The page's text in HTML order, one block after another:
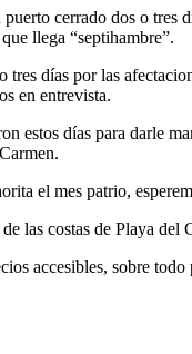
cerrado dos o tres
llega “septihambre”.
tres días por las
en entrevista.
estos días para darle
el mes patrio,
las costas de Playa del
accesibles, sobre